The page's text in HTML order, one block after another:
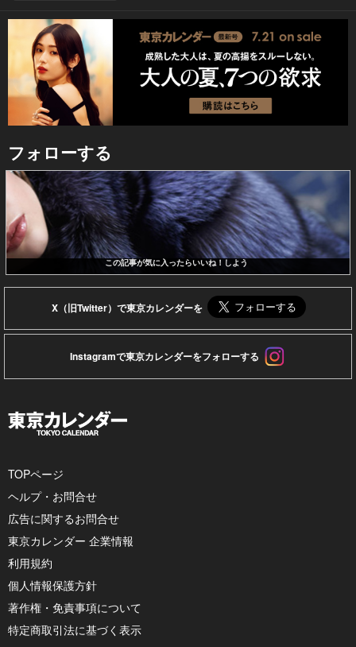
フォローする
この記事が気に入ったらいいね！しよう
X（旧Twitter）で東京カレンダーを
Instagramで東京カレンダーをフォローする
TOPページ
ヘルプ・お問合せ
広告に関するお問合せ
東京カレンダー 企業情報
利用規約
個人情報保護方針
著作権・免責事項について
特定商取引法に基づく表示